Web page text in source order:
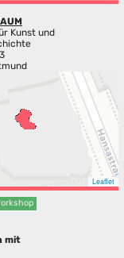
Kunst und
Leaflet
mit